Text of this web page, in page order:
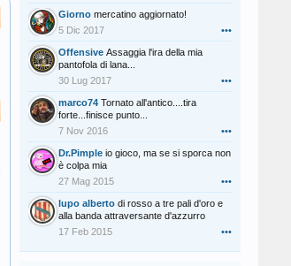
Giorno mercatino aggiornato!
5 Dic 2017
•••
Offensive Assaggia l'ira della mia
pantofola di lana...
30 Lug 2017
•••
marco74 Tornato all'antico....tira
forte...finisce punto...
7 Nov 2016
•••
Dr.Pimple io gioco, ma se si sporca non
è colpa mia
27 Mag 2015
•••
lupo alberto di rosso a tre pali d'oro e
alla banda attraversante d'azzurro
17 Feb 2015
•••